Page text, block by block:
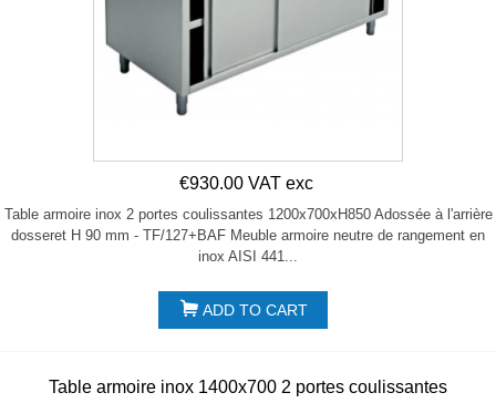
€930.00 VAT exc
Table armoire inox 2 portes coulissantes 1200x700xH850 Adossée à l'arrière
dosseret H 90 mm - TF/127+BAF Meuble armoire neutre de rangement en
inox AISI 441...
ADD TO CART
Table armoire inox 1400x700 2 portes coulissantes